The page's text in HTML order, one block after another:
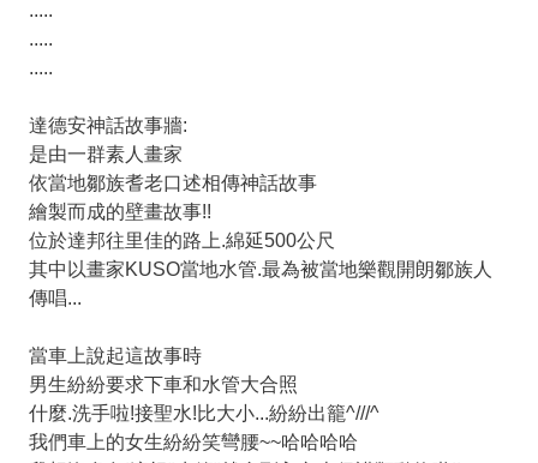
.....
.....
.....
達德安神話故事牆:
是由一群素人畫家
依當地鄒族耆老口述相傳神話故事
繪製而成的壁畫故事!!
位於達邦往里佳的路上.綿延500公尺
其中以畫家KUSO當地水管.最為被當地樂觀開朗鄒族人
傳唱...
當車上說起這故事時
男生紛紛要求下車和水管大合照
什麼.洗手啦!接聖水!比大小...紛紛出籠^///^
我們車上的女生紛紛笑彎腰~~哈哈哈哈